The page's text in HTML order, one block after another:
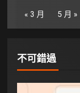
« 3 月 5 月 »
不可錯過